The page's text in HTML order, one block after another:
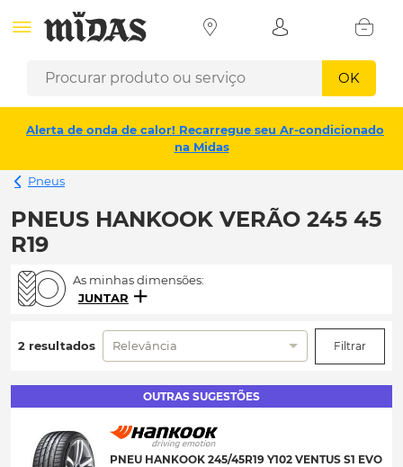
OK
Alerta de onda de calor! Recarregue seu Ar-condicionado
na Midas
Pneus
PNEUS HANKOOK VERÃO 245 45
R19
As minhas dimensões:
JUNTAR
2 resultados Relevância Filtrar
OUTRAS SUGESTÕES
PNEU HANKOOK 245/45R19 Y102 VENTUS S1 EVO